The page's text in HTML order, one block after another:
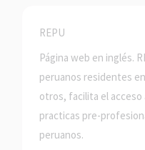
REPU
Página web en inglés.
peruanos residentes
otros, facilita el
practicas pre-
peruanos.